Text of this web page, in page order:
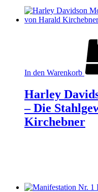
In den Warenkorb
Harley
– Die
Kirchebner